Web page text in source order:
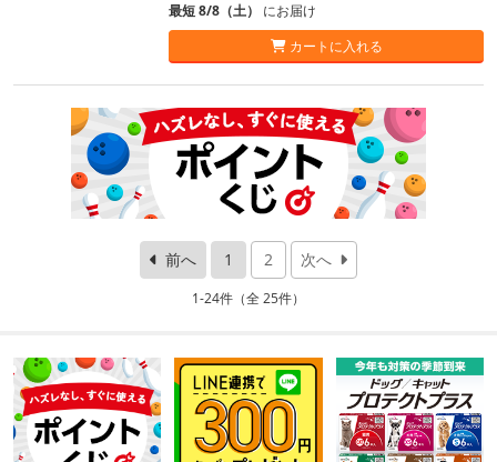
最短 8/8（土） にお届け
カートに入れる
前へ 1 2 次へ
1-24件（全 25件）